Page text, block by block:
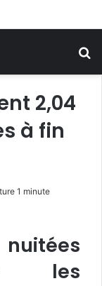
2,04
à fin
1 minute
les